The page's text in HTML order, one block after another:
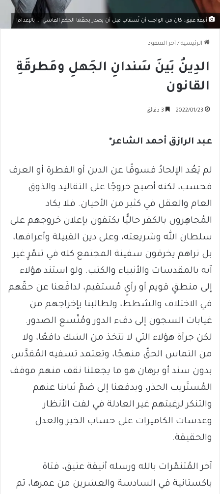
أنيقة عتيق: كان من الواجب أن تُستتاب قبل أن يصدر بحقّها الحكم القاسي ... بالإعدام!
الرئيسية / آخر العنقود
الدِينُ بَينَ سَندانِ الجَهلِ ومَطرقَةِ
القانون
2022/01/23
عبد الرازق أحمد الشاعر*
لم يَعُد الإلحادُ فسوقًا عن الدين أو الفطرة أو العرف
فحسب، لكنه أصبح خروجًا على التقاليد والذوق
العام والعقل في كثير من الأحيان. فلا يكاد
المُجاهِرون بالكفر حاليًّا يكتفون بإعلان خروجهم على
سلطان الله وشريعته، وعلى دين القبيلة وأعرافها،
بل تراهم يخرقون سفينة المجتمع كله في تنمّرٍ غير
آبه بالمقدسات والأنبياء والكتب. ولو استند هؤلاء
إلى منطقٍ قويم أو رأيٍ مُستقيم، لدافَعنا عن حقّهم
في الاختلاف والشطط، ولطالبنا بإخراجهم من
غيابات السجون إلى دفء الدور ومُتّسع الصدور.
لكن جرأة هؤلاء التي لا تتخذ من الشك دافعًا، ولا
من التماس الحقّ منهجًا، وتعتمد تسفيه المُقدَّس
بدون سند أو برهان هو ما يجعلنا نقف منهم موقف
المُستَريب الحذر، ويدفعنا إلى ضمّ ثيابنا عنهم
والتنكر لرغبتهم غير العادلة في لفت الأنظار
وعدسات الكاميرات على حساب الخير والعدل
والحقيقة.
آخر المُتنمّرات بالله ورسله أنيقة عتيق، فتاة
باكستانية في السادسة والعشرين من عمرها، تم